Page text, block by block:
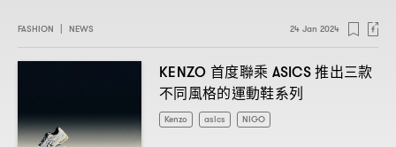
FASHION | NEWS 24 Jan 2024
KENZO 首度聯乘 ASICS推出三款
不同風格的運動鞋系列
Kenzo asics NIGO